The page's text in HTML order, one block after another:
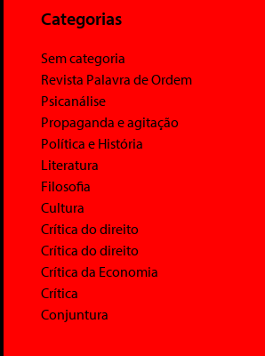
Categorias
Sem categoria
Revista Palavra de Ordem
Psicanálise
Propaganda e agitação
Política e História
Literatura
Filosofia
Cultura
Crítica do direito
Crítica do direito
Crítica da Economia
Crítica
Conjuntura